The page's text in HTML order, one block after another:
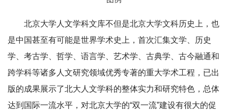
北京大学人文学科文库不但是北京大学文科历史上，也
是中国甚至有可能是世界学术史上，首次汇集文学、历史
学、考古学、哲学、语言学、艺术学、古典学、古今融通和
跨学科等诸多人文研究领域优秀专著的重大学术工程，已出
版的成果展示了北大人文学科的整体实力和研究特色，总体
达到国际一流水平，对北京大学的“双一流”建设有很大的促